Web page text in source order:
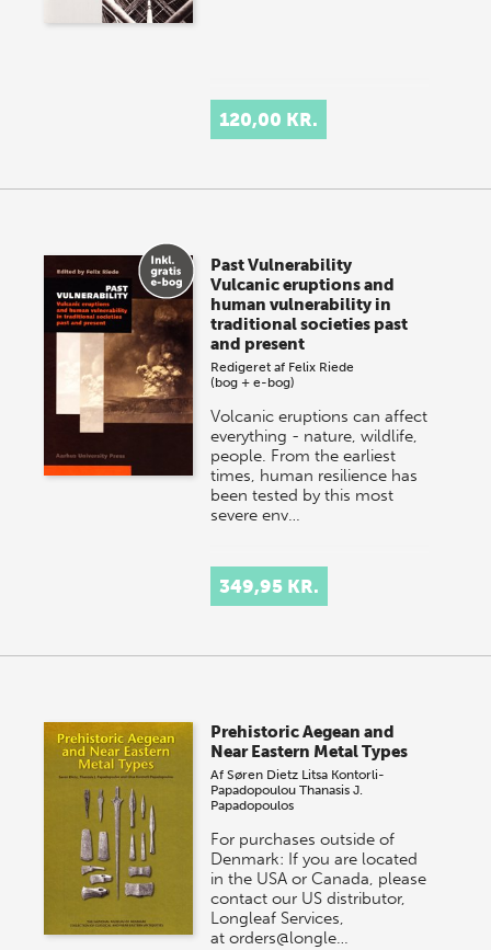
120,00 KR.
Past Vulnerability
Vulcanic eruptions and
human vulnerability in
traditional societies past
and present
Redigeret af Felix Riede
(bog + e-bog)
Volcanic eruptions can affect
everything - nature, wildlife,
people. From the earliest
times, human resilience has
been tested by this most
severe env…
349,95 KR.
Prehistoric Aegean and
Near Eastern Metal Types
AfSøren Dietz Litsa Kontorli-
Papadopoulou Thanasis J.
Papadopoulos
For purchases outside of
Denmark: If you are located
in the USA or Canada, please
contact our US distributor,
Longleaf Services,
at orders@longle…